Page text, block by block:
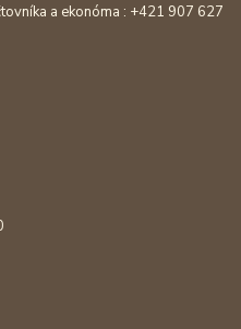
a ekonóma : +421 907 627